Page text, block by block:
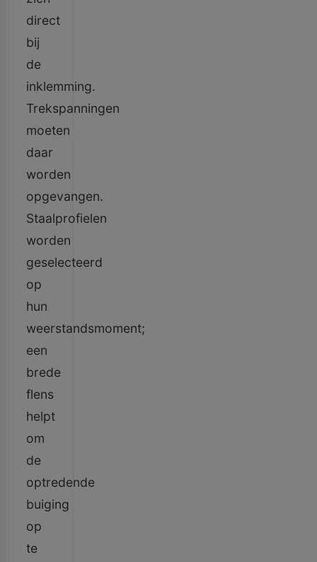
direct
bij
de
inklemming.
Trekspanningen
moeten
daar
worden
opgevangen.
Staalprofielen
worden
geselecteerd
op
hun
weerstandsmoment;
een
brede
flens
helpt
om
de
optredende
buiging
op
te